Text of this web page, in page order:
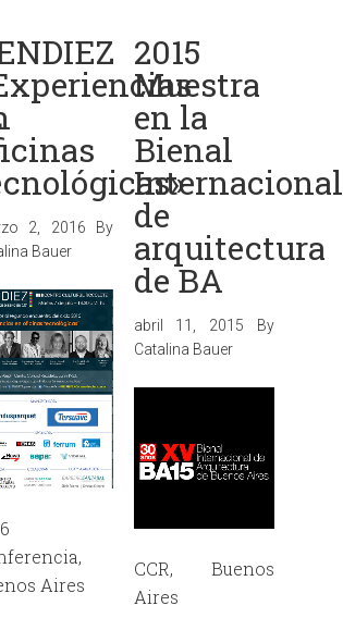
2, 2016 By
Bauer
Aires
2015
Muestra
en la
Bienal
Internacional
de
arquitectura
de BA
abril 11, 2015 By
Catalina Bauer
CCR, Buenos
Aires